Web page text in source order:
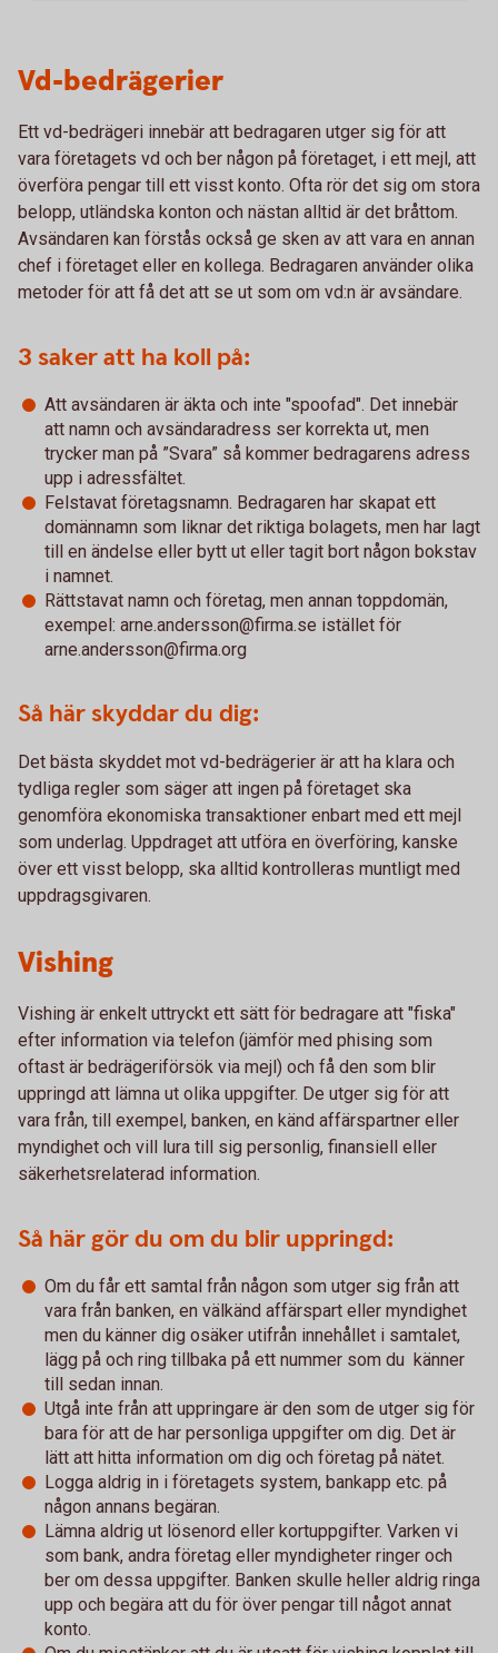
Vd-bedrägerier
Ett vd-bedrägeri innebär att bedragaren utger sig för att
vara företagets vd och ber någon på företaget, i ett mejl, att
överföra pengar till ett visst konto. Ofta rör det sig om stora
belopp, utländska konton och nästan alltid är det bråttom.
Avsändaren kan förstås också ge sken av att vara en annan
chef i företaget eller en kollega. Bedragaren använder olika
metoder för att få det att se ut som om vd:n är avsändare.
3 saker att ha koll på:
Att avsändaren är äkta och inte "spoofad". Det innebär
att namn och avsändaradress ser korrekta ut, men
trycker man på ”Svara” så kommer bedragarens adress
upp i adressfältet.
Felstavat företagsnamn. Bedragaren har skapat ett
domännamn som liknar det riktiga bolagets, men har lagt
till en ändelse eller bytt ut eller tagit bort någon bokstav
i namnet.
Rättstavat namn och företag, men annan toppdomän,
exempel: arne.andersson@firma.se istället för
arne.andersson@firma.org
Så här skyddar du dig:
Det bästa skyddet mot vd-bedrägerier är att ha klara och
tydliga regler som säger att ingen på företaget ska
genomföra ekonomiska transaktioner enbart med ett mejl
som underlag. Uppdraget att utföra en överföring, kanske
över ett visst belopp, ska alltid kontrolleras muntligt med
uppdragsgivaren.
Vishing
Vishing är enkelt uttryckt ett sätt för bedragare att "fiska"
efter information via telefon (jämför med phising som
oftast är bedrägeriförsök via mejl) och få den som blir
uppringd att lämna ut olika uppgifter. De utger sig för att
vara från, till exempel, banken, en känd affärspartner eller
myndighet och vill lura till sig personlig, finansiell eller
säkerhetsrelaterad information.
Så här gör du om du blir uppringd:
Om du får ett samtal från någon som utger sig från att
vara från banken, en välkänd affärspart eller myndighet
men du känner dig osäker utifrån innehållet i samtalet,
lägg på och ring tillbaka på ett nummer som du känner
till sedan innan.
Utgå inte från att uppringare är den som de utger sig för
bara för att de har personliga uppgifter om dig. Det är
lätt att hitta information om dig och företag på nätet.
Logga aldrig in i företagets system, bankapp etc. på
någon annans begäran.
Lämna aldrig ut lösenord eller kortuppgifter. Varken vi
som bank, andra företag eller myndigheter ringer och
ber om dessa uppgifter. Banken skulle heller aldrig ringa
upp och begära att du för över pengar till något annat
konto.